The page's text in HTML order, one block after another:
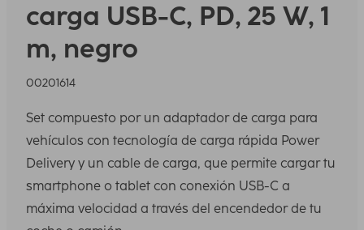
carga USB-C, PD, 25 W, 1
m, negro
00201614
Set compuesto por un adaptador de carga para
vehículos con tecnología de carga rápida Power
Delivery y un cable de carga, que permite cargar tu
smartphone o tablet con conexión USB-C a
máxima velocidad a través del encendedor de tu